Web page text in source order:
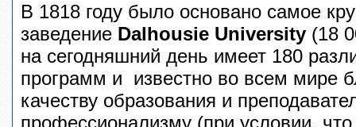
В 1818 году было основано самое
заведение Dalhousie University (18
на сегодняшний день имеет 180
программ и известно во всем мире
качеству образования и
профессионализму (при условии,